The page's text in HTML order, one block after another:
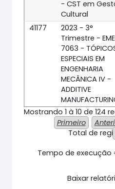
- CST em
Cultural
41177
2023 - 3°
Trimestre -
7063 -
ESPECIAIS EM
ENGENHARIA
MECÂNICA IV -
ADDITIVE
Mostrando 1 à 10 de 124
Primeiro
Total de
Tempo de execução
Baixar